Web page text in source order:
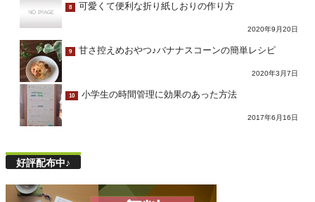
8 可愛くて便利な折り紙しおりの作り方
2020年9月20日
9 甘さ控えめおやつ♪バナナスコーンの簡単レシピ
2020年3月7日
10 小学生の時間管理に効果のあった方法
2017年6月16日
好評配布中♪